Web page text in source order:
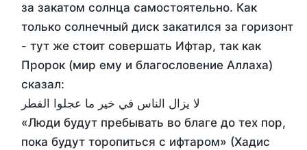
за закатом солнца самостоятельно. Как
только солнечный диск закатился за горизонт
- тут же стоит совершать Ифтар, так как
Пророк (мир ему и благословение Аллаха)
сказал:
لا يزال الناس في خير ما عجلوا الفطر
«Люди будут пребывать во благе до тех пор,
пока будут торопиться с ифтаром» (Хадис